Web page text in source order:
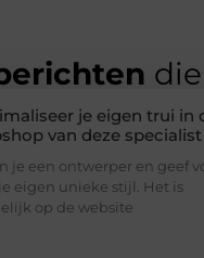
je eigen trui in
van deze specialist
je een ontwerper en geef
eigen unieke stijl. Het is
op de website